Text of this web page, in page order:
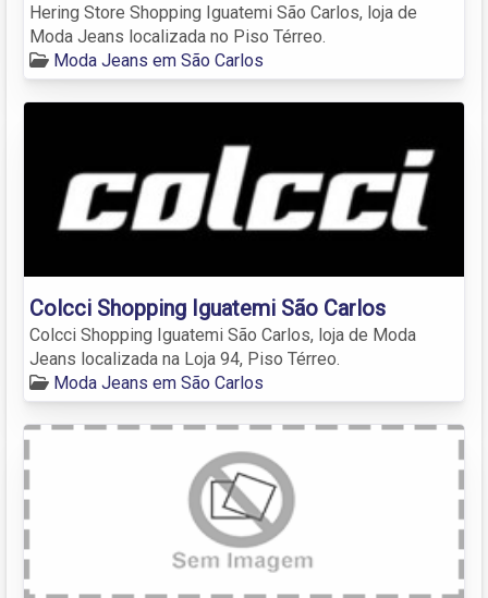
Hering Store Shopping Iguatemi São Carlos, loja de
Moda Jeans localizada no Piso Térreo.
Moda Jeans em São Carlos
Colcci Shopping Iguatemi São Carlos
Colcci Shopping Iguatemi São Carlos, loja de Moda
Jeans localizada na Loja 94, Piso Térreo.
Moda Jeans em São Carlos